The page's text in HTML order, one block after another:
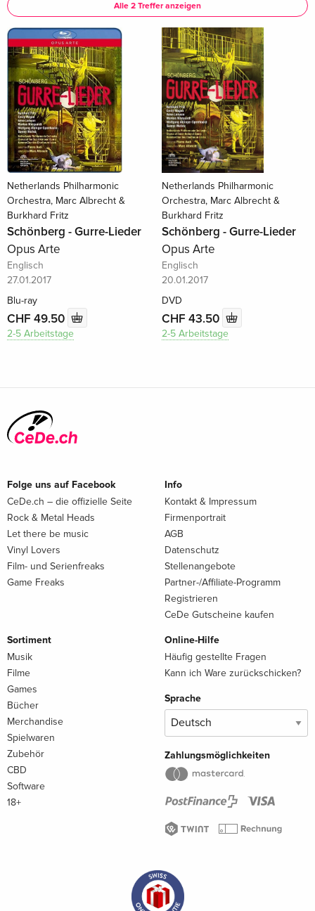
Alle 2 Treffer anzeigen
Netherlands Philharmonic
Orchestra, Marc Albrecht &
Burkhard Fritz
Schönberg - Gurre-Lieder
Opus Arte
Englisch
27.01.2017
Blu-ray
CHF 49.50
2-5 Arbeitstage
Netherlands Philharmonic
Orchestra, Marc Albrecht &
Burkhard Fritz
Schönberg - Gurre-Lieder
Opus Arte
Englisch
20.01.2017
DVD
CHF 43.50
2-5 Arbeitstage
Folge uns auf Facebook
CeDe.ch – die offizielle Seite
Rock & Metal Heads
Let there be music
Vinyl Lovers
Film- und Serienfreaks
Game Freaks
Info
Kontakt & Impressum
Firmenportrait
AGB
Datenschutz
Stellenangebote
Partner-/Affiliate-Programm
Registrieren
CeDe Gutscheine kaufen
Sortiment
Musik
Filme
Games
Bücher
Merchandise
Spielwaren
Zubehör
CBD
Software
18+
Online-Hilfe
Häufig gestellte Fragen
Kann ich Ware zurückschicken?
Sprache
Zahlungsmöglichkeiten